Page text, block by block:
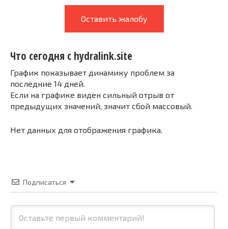
Оставить жалобу
Что сегодня с hydralink.site
График показывает динамику проблем за
последние 14 дней.
Если на графике виден сильный отрыв от
предыдущих значений, значит сбой массовый.
Нет данных для отображения графика.
Подписаться